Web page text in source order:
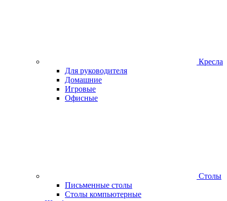
Кресла
Для руководителя
Домашние
Игровые
Офисные
Столы
Письменные столы
Столы компьютерные